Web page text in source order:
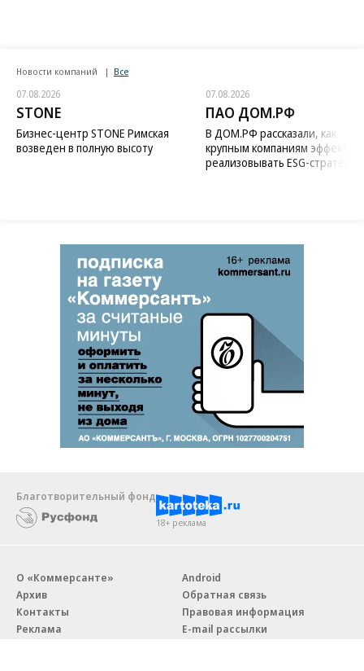
Новости компаний Все
07.08.2026
STONE
Бизнес-центр STONE Римская
возведен в полную высоту
07.08.2026
ПАО ДОМ.РФ
В ДОМ.РФ рассказали, как
крупным компаниям
реализовывать ESG-стратегию
Благотворительный фонд
18+ реклама
О «Коммерсанте»
Архив
Контакты
Реклама
Android
Обратная связь
Правовая информация
E-mail рассылки